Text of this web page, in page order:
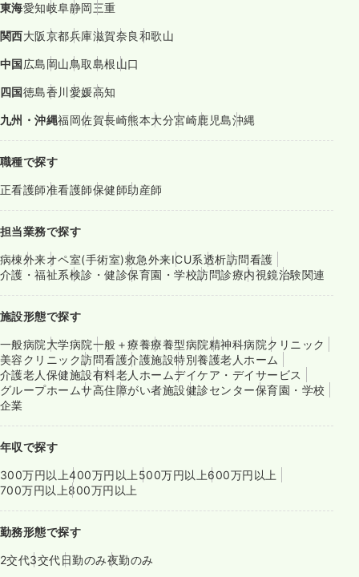
東海愛知岐阜静岡三重
関西大阪京都兵庫滋賀奈良和歌山
中国広島岡山鳥取島根山口
四国徳島香川愛媛高知
九州・沖縄福岡佐賀長崎熊本大分宮崎鹿児島沖縄
職種で探す
正看護師准看護師保健師助産師
担当業務で探す
病棟外来オペ室(手術室)救急外来ICU系透析訪問看護
介護・福祉系検診・健診保育園・学校訪問診療内視鏡治験関連
施設形態で探す
一般病院大学病院一般＋療養療養型病院精神科病院クリニック
美容クリニック訪問看護介護施設特別養護老人ホーム
介護老人保健施設有料老人ホームデイケア・デイサービス
グループホームサ高住障がい者施設健診センター保育園・学校
企業
年収で探す
300万円以上400万円以上 500万円以上600万円以上
700万円以上800万円以上
勤務形態で探す
2交代3交代日勤のみ夜勤のみ